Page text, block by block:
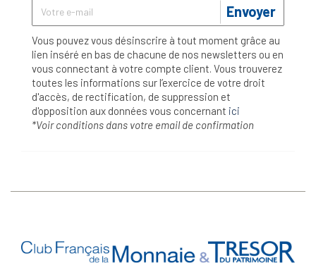
Envoyer
Vous pouvez vous désinscrire à tout moment grâce au
lien inséré en bas de chacune de nos newsletters ou en
vous connectant à votre compte client. Vous trouverez
toutes les informations sur l’exercice de votre droit
d'accès, de rectification, de suppression et
d'opposition aux données vous concernant ici
*Voir conditions dans votre email de confirmation